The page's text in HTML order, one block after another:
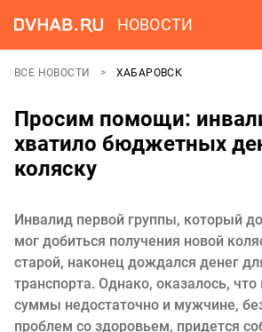
НОВОСТИ
ВСЕ НОВОСТИ ХАБАРОВСК
Просим помощи:
хватило бюджетных
коляску
Инвалид первой группы, который
мог добиться получения новой
старой, наконец дождался денег
транспорта. Однако, оказалось,
суммы недостаточно и мужчине,
проблем со здоровьем, придется